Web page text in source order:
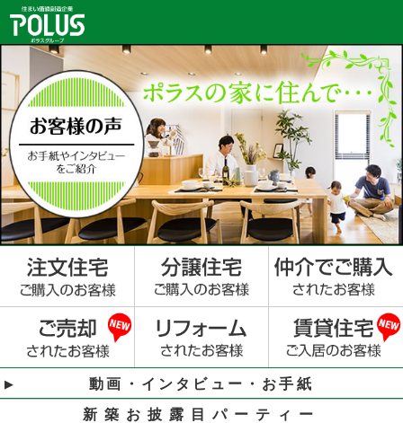
動画・インタビュー・お手紙
新築お披露目パーティー